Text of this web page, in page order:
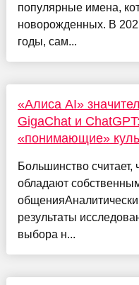
популярные имена,
новорожденных. В
годы, сам...
«Алиса AI»
GigaChat и
«понимающие»
Большинство
обладают
результаты
выбора н...